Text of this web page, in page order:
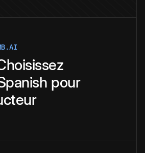
pour